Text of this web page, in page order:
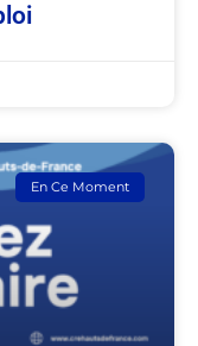
En Ce Moment